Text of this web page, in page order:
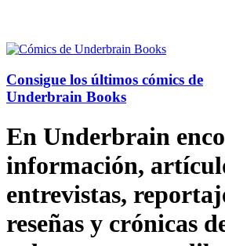
Consigue los últimos cómics de
Underbrain Books
En Underbrain
información,
entrevistas,
reseñas y crónicas